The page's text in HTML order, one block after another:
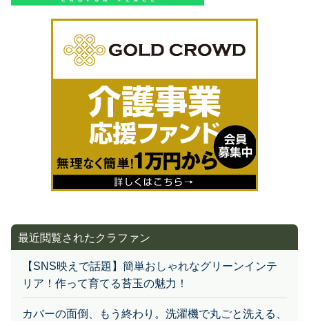
最近閲覧されたクラファン
【SNS映えで話題】簡単おしゃれなグリーンインテ
リア！作って育てる苔玉の魅力！
カバーの面倒、もう終わり。洗濯機で丸ごと洗える、